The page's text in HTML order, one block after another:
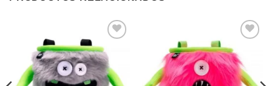
Añadir
a la
lista de
deseos
a la
lista de
deseos